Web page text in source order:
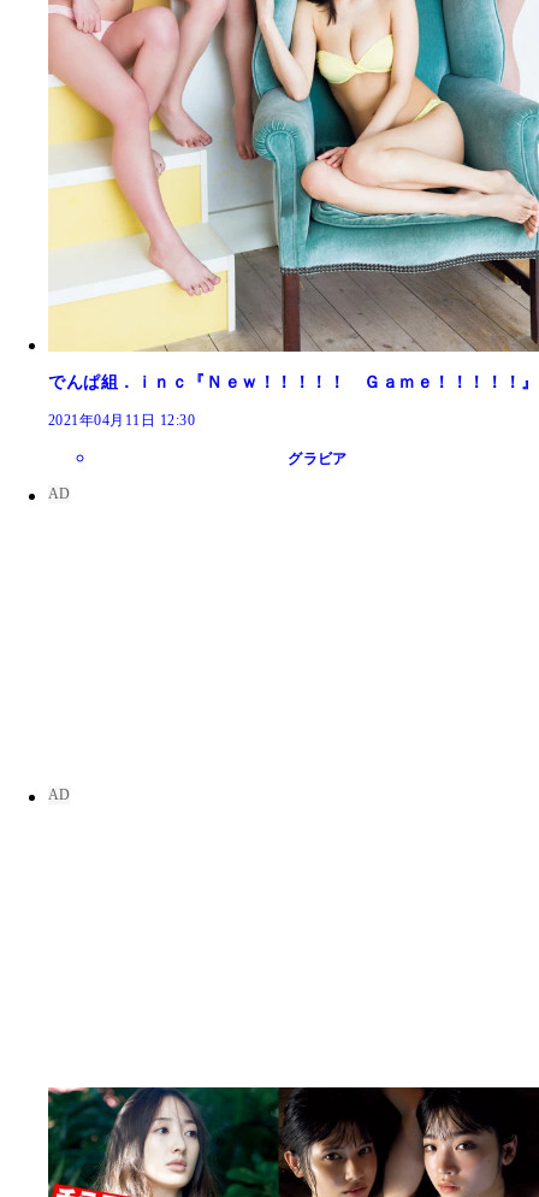
でんぱ組．ｉｎｃ『Ｎｅｗ！！！！！ Ｇａｍｅ！！！！！』
2021年04月11日 12:30
グラビア